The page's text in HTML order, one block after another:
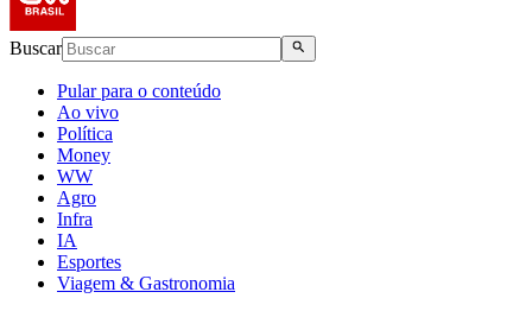
Buscar
Pular para o conteúdo
Ao vivo
Política
Money
WW
Agro
Infra
IA
Esportes
Viagem & Gastronomia